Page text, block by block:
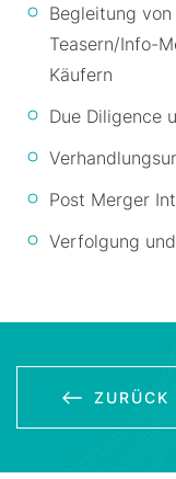
Begleitung
Teasern/Info-
Käufern
Due Diligence
Post Merger
Verfolgung
ZURÜCK